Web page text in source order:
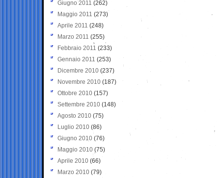
Giugno 2011 (262)
Maggio 2011 (273)
Aprile 2011 (248)
Marzo 2011 (255)
Febbraio 2011 (233)
Gennaio 2011 (253)
Dicembre 2010 (237)
Novembre 2010 (187)
Ottobre 2010 (157)
Settembre 2010 (148)
Agosto 2010 (75)
Luglio 2010 (86)
Giugno 2010 (76)
Maggio 2010 (75)
Aprile 2010 (66)
Marzo 2010 (79)